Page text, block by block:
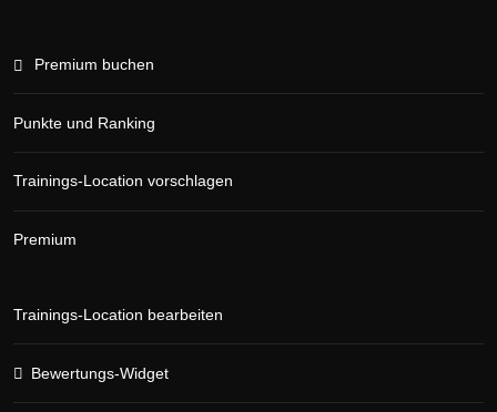
Premium buchen
Punkte und Ranking
Trainings-Location vorschlagen
Premium
Trainings-Location bearbeiten
Bewertungs-Widget